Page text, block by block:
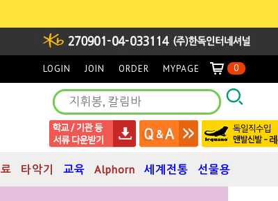
LOGIN JOIN ORDER MYPAGE 0
타악기 교육 Alphorn 세계전통 선물용